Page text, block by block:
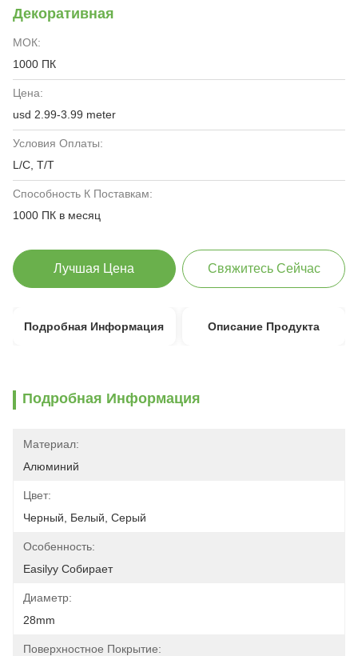
Декоративная
МОК:
1000 ПК
Цена:
usd 2.99-3.99 meter
Условия Оплаты:
L/C, T/T
Способность К Поставкам:
1000 ПК в месяц
Лучшая Цена Свяжитесь Сейчас
Подробная Информация Описание Продукта
Подробная Информация
Материал:
Алюминий
Цвет:
Черный, Белый, Серый
Особенность:
Easilyy Собирает
Диаметр:
28mm
Поверхностное Покрытие: